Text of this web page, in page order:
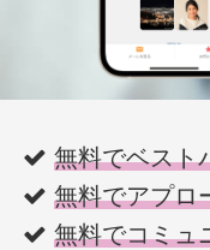
無料でベスト
無料でアプロ
無料でコミュ